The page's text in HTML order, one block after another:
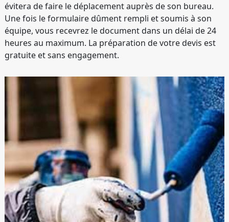
évitera de faire le déplacement auprès de son bureau.
Une fois le formulaire dûment rempli et soumis à son
équipe, vous recevrez le document dans un délai de 24
heures au maximum. La préparation de votre devis est
gratuite et sans engagement.